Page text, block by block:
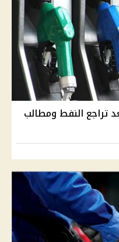
تراجع النفط ومطالب